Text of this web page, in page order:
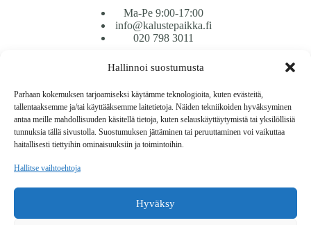
Hallinnoi suostumusta
Parhaan kokemuksen tarjoamiseksi käytämme teknologioita, kuten evästeitä,
tallentaaksemme ja/tai käyttääksemme laitetietoja. Näiden tekniikoiden hyväksyminen
antaa meille mahdollisuuden käsitellä tietoja, kuten selauskäyttäytymistä tai yksilöllisiä
tunnuksia tällä sivustolla. Suostumuksen jättäminen tai peruuttaminen voi vaikuttaa
haitallisesti tiettyihin ominaisuuksiin ja toimintoihin.
Hallitse vaihtoehtoja
Hyväksy
Ma-Pe 9:00-17:00
info@kalustepaikka.fi
020 798 3011
Tavarantoimitus / Maksutavat
Toimitustavat
Maksutavat
Vaihto ja palautus
Reklamaatiot
Copyright © 2026 Kalustepaikka